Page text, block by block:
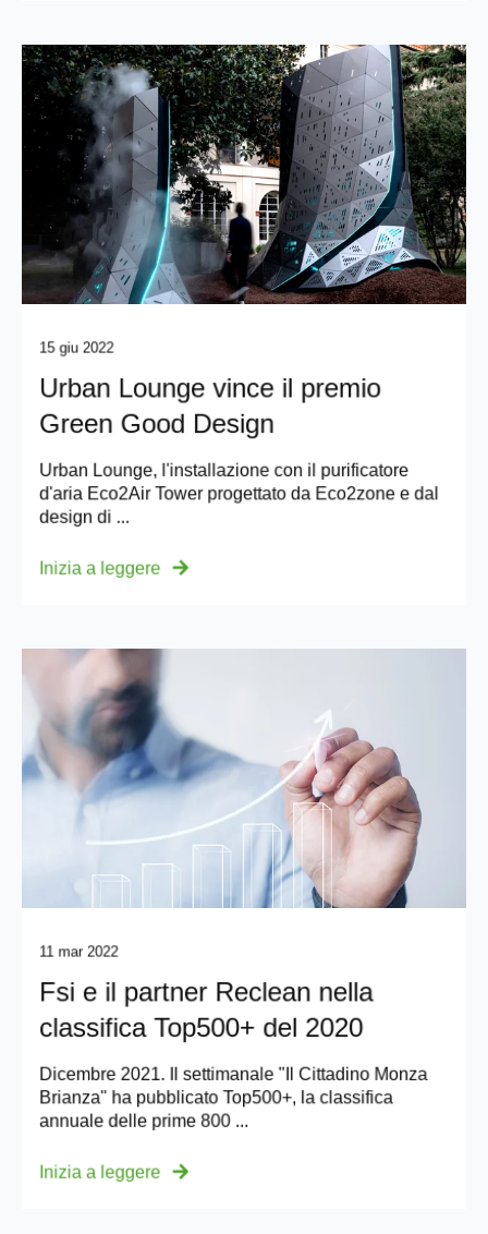
15 giu 2022
Urban Lounge vince il premio
Green Good Design
Urban Lounge, l'installazione con il purificatore
d'aria Eco2Air Tower progettato da Eco2zone e dal
design di ...
Inizia a leggere
11 mar 2022
Fsi e il partner Reclean nella
classifica Top500+ del 2020
Dicembre 2021. Il settimanale "Il Cittadino Monza
Brianza" ha pubblicato Top500+, la classifica
annuale delle prime 800 ...
Inizia a leggere